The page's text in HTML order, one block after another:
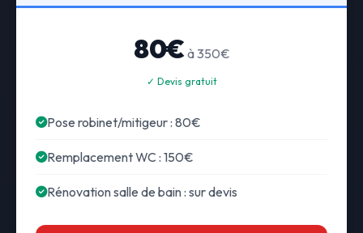
80€ à 350€
✓ Devis gratuit
Pose robinet/mitigeur : 80€
Remplacement WC : 150€
Rénovation salle de bain : sur devis